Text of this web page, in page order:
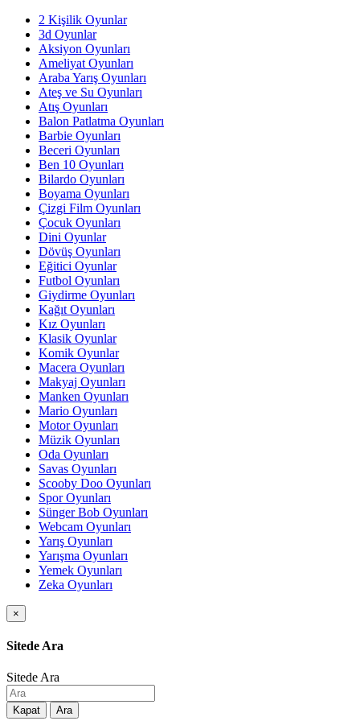
2 Kişilik Oyunlar
3d Oyunlar
Aksiyon Oyunları
Ameliyat Oyunları
Araba Yarış Oyunları
Ateş ve Su Oyunları
Atış Oyunları
Balon Patlatma Oyunları
Barbie Oyunları
Beceri Oyunları
Ben 10 Oyunları
Bilardo Oyunları
Boyama Oyunları
Çizgi Film Oyunları
Çocuk Oyunları
Dini Oyunlar
Dövüş Oyunları
Eğitici Oyunlar
Futbol Oyunları
Giydirme Oyunları
Kağıt Oyunları
Kız Oyunları
Klasik Oyunlar
Komik Oyunlar
Macera Oyunları
Makyaj Oyunları
Manken Oyunları
Mario Oyunları
Motor Oyunları
Müzik Oyunları
Oda Oyunları
Savas Oyunları
Scooby Doo Oyunları
Spor Oyunları
Sünger Bob Oyunları
Webcam Oyunları
Yarış Oyunları
Yarışma Oyunları
Yemek Oyunları
Zeka Oyunları
×
Sitede Ara
Sitede Ara
Kapat Ara